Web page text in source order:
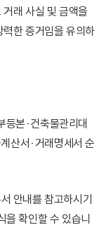
래 사실 및 금액을
한 증거임을 유의하
등본·건축물관리대
산서·거래명세서 순
안내를 참고하시기
을 확인할 수 있습니